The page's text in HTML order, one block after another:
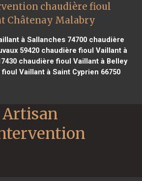
chaudière fioul
Châtenay Malabry
à Sallanches 74700 chaudière
59420chaudière fioul Vaillant à
chaudière fioul Vaillant à Belley
Vaillant à Saint Cyprien 66750
Artisan